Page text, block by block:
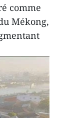
comme
Mékong,